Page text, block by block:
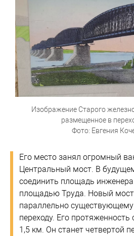
Изображение Старого
размещенное в
Фото: Евгения
Его место занял огромный
Центральный мост. В
соединить площадь
площадью Труда. Новый мост
параллельно
переходу. Его протяженность
1,5 км. Он станет четвертой